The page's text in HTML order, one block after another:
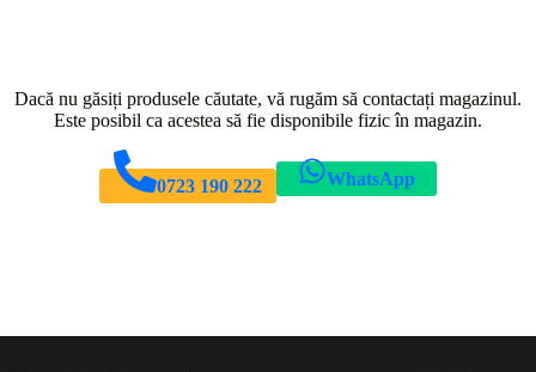
Dacă nu găsiți produsele căutate, vă rugăm să contactați magazinul.
Este posibil ca acestea să fie disponibile fizic în magazin.
0723 190 222 WhatsApp